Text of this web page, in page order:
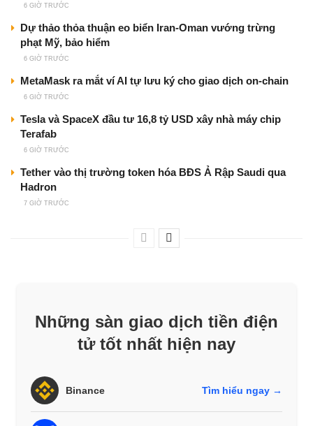
6 GIỜ TRƯỚC
Dự thảo thỏa thuận eo biển Iran-Oman vướng trừng
phạt Mỹ, bảo hiểm
6 GIỜ TRƯỚC
MetaMask ra mắt ví AI tự lưu ký cho giao dịch on-chain
6 GIỜ TRƯỚC
Tesla và SpaceX đầu tư 16,8 tỷ USD xây nhà máy chip
Terafab
6 GIỜ TRƯỚC
Tether vào thị trường token hóa BĐS Ả Rập Saudi qua
Hadron
7 GIỜ TRƯỚC
Những sàn giao dịch tiền điện
tử tốt nhất hiện nay
Binance Tìm hiểu ngay →